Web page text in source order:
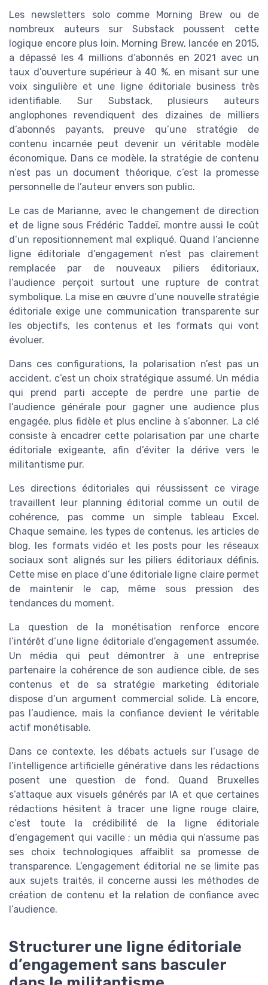
Les newsletters solo comme Morning Brew ou de
nombreux auteurs sur Substack poussent cette
logique encore plus loin. Morning Brew, lancée en 2015,
a dépassé les 4 millions d’abonnés en 2021 avec un
taux d’ouverture supérieur à 40 %, en misant sur une
voix singulière et une ligne éditoriale business très
identifiable. Sur Substack, plusieurs auteurs
anglophones revendiquent des dizaines de milliers
d’abonnés payants, preuve qu’une stratégie de
contenu incarnée peut devenir un véritable modèle
économique. Dans ce modèle, la stratégie de contenu
n’est pas un document théorique, c’est la promesse
personnelle de l’auteur envers son public.
Le cas de Marianne, avec le changement de direction
et de ligne sous Frédéric Taddeï, montre aussi le coût
d’un repositionnement mal expliqué. Quand l’ancienne
ligne éditoriale d’engagement n’est pas clairement
remplacée par de nouveaux piliers éditoriaux,
l’audience perçoit surtout une rupture de contrat
symbolique. La mise en œuvre d’une nouvelle stratégie
éditoriale exige une communication transparente sur
les objectifs, les contenus et les formats qui vont
évoluer.
Dans ces configurations, la polarisation n’est pas un
accident, c’est un choix stratégique assumé. Un média
qui prend parti accepte de perdre une partie de
l’audience générale pour gagner une audience plus
engagée, plus fidèle et plus encline à s’abonner. La clé
consiste à encadrer cette polarisation par une charte
éditoriale exigeante, afin d’éviter la dérive vers le
militantisme pur.
Les directions éditoriales qui réussissent ce virage
travaillent leur planning éditorial comme un outil de
cohérence, pas comme un simple tableau Excel.
Chaque semaine, les types de contenus, les articles de
blog, les formats vidéo et les posts pour les réseaux
sociaux sont alignés sur les piliers éditoriaux définis.
Cette mise en place d’une éditoriale ligne claire permet
de maintenir le cap, même sous pression des
tendances du moment.
La question de la monétisation renforce encore
l’intérêt d’une ligne éditoriale d’engagement assumée.
Un média qui peut démontrer à une entreprise
partenaire la cohérence de son audience cible, de ses
contenus et de sa stratégie marketing éditoriale
dispose d’un argument commercial solide. Là encore,
pas l’audience, mais la confiance devient le véritable
actif monétisable.
Dans ce contexte, les débats actuels sur l’usage de
l’intelligence artificielle générative dans les rédactions
posent une question de fond. Quand Bruxelles
s’attaque aux visuels générés par IA et que certaines
rédactions hésitent à tracer une ligne rouge claire,
c’est toute la crédibilité de la ligne éditoriale
d’engagement qui vacille ; un média qui n’assume pas
ses choix technologiques affaiblit sa promesse de
transparence. L’engagement éditorial ne se limite pas
aux sujets traités, il concerne aussi les méthodes de
création de contenu et la relation de confiance avec
l’audience.
Structurer une ligne éditoriale
d’engagement sans basculer